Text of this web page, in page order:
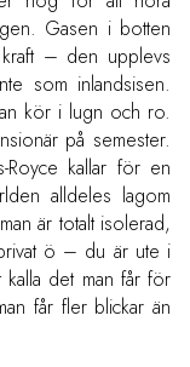
Gasen i botten
– den upplevs
som inlandsisen.
kör i lugn och ro.
på semester.
kallar för en
alldeles lagom
är totalt isolerad,
ö – du är ute i
det man får för
får fler blickar än